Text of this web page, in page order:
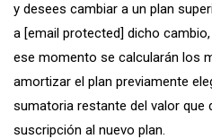
y desees cambiar a un plan
a [email protected] dicho
ese momento se calcularán los
amortizar el plan previamente
sumatoria restante del valor que
suscripción al nuevo plan.